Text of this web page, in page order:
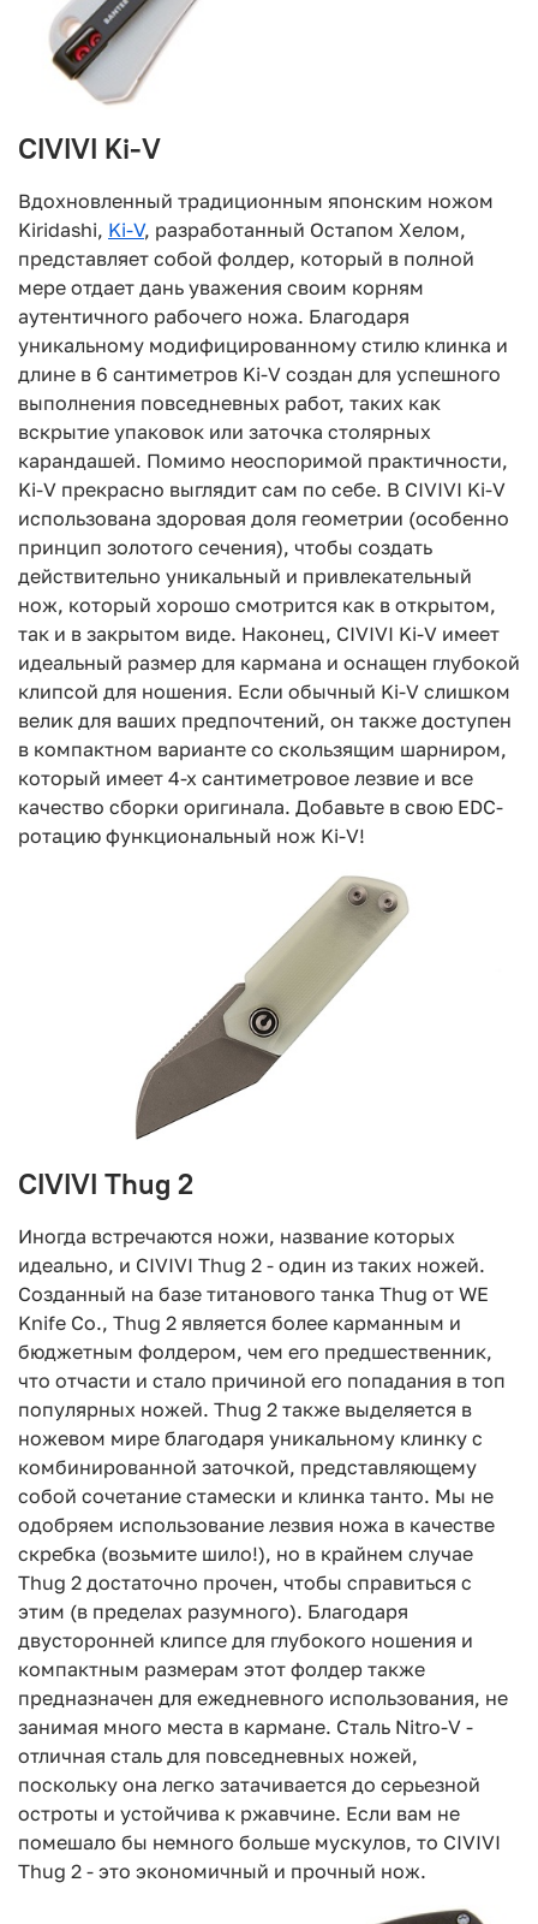
CIVIVI Ki-V
Вдохновленный традиционным японским ножом
Kiridashi, Ki-V, разработанный Остапом Хелом,
представляет собой фолдер, который в полной
мере отдает дань уважения своим корням
аутентичного рабочего ножа. Благодаря
уникальному модифицированному стилю клинка и
длине в 6 сантиметров Ki-V создан для успешного
выполнения повседневных работ, таких как
вскрытие упаковок или заточка столярных
карандашей. Помимо неоспоримой практичности,
Ki-V прекрасно выглядит сам по себе. В CIVIVI Ki-V
использована здоровая доля геометрии (особенно
принцип золотого сечения), чтобы создать
действительно уникальный и привлекательный
нож, который хорошо смотрится как в открытом,
так и в закрытом виде. Наконец, CIVIVI Ki-V имеет
идеальный размер для кармана и оснащен глубокой
клипсой для ношения. Если обычный Ki-V слишком
велик для ваших предпочтений, он также доступен
в компактном варианте со скользящим шарниром,
который имеет 4-х сантиметровое лезвие и все
качество сборки оригинала. Добавьте в свою EDC-
ротацию функциональный нож Ki-V!
CIVIVI Thug 2
Иногда встречаются ножи, название которых
идеально, и CIVIVI Thug 2 - один из таких ножей.
Созданный на базе титанового танка Thug от WE
Knife Co., Thug 2 является более карманным и
бюджетным фолдером, чем его предшественник,
что отчасти и стало причиной его попадания в топ
популярных ножей. Thug 2 также выделяется в
ножевом мире благодаря уникальному клинку с
комбинированной заточкой, представляющему
собой сочетание стамески и клинка танто. Мы не
одобряем использование лезвия ножа в качестве
скребка (возьмите шило!), но в крайнем случае
Thug 2 достаточно прочен, чтобы справиться с
этим (в пределах разумного). Благодаря
двусторонней клипсе для глубокого ношения и
компактным размерам этот фолдер также
предназначен для ежедневного использования, не
занимая много места в кармане. Сталь Nitro-V -
отличная сталь для повседневных ножей,
поскольку она легко затачивается до серьезной
остроты и устойчива к ржавчине. Если вам не
помешало бы немного больше мускулов, то CIVIVI
Thug 2 - это экономичный и прочный нож.